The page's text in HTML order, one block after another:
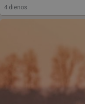
4 dienos